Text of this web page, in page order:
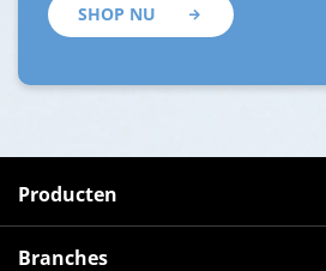
SHOP NU
Producten
Branches